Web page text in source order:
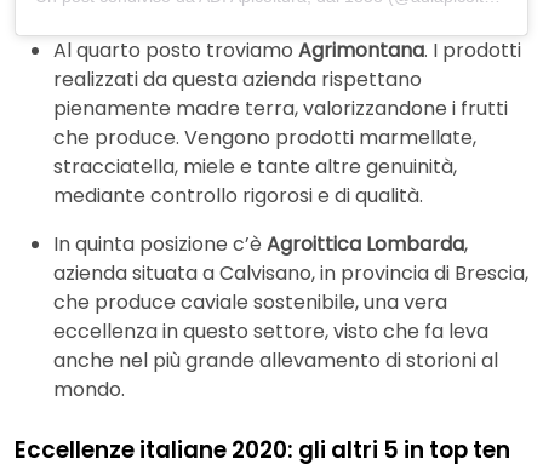
Al quarto posto troviamo Agrimontana. I prodotti
realizzati da questa azienda rispettano
pienamente madre terra, valorizzandone i frutti
che produce. Vengono prodotti marmellate,
stracciatella, miele e tante altre genuinità,
mediante controllo rigorosi e di qualità.
In quinta posizione c’è Agroittica Lombarda,
azienda situata a Calvisano, in provincia di Brescia,
che produce caviale sostenibile, una vera
eccellenza in questo settore, visto che fa leva
anche nel più grande allevamento di storioni al
mondo.
Eccellenze italiane 2020: gli altri 5 in top ten